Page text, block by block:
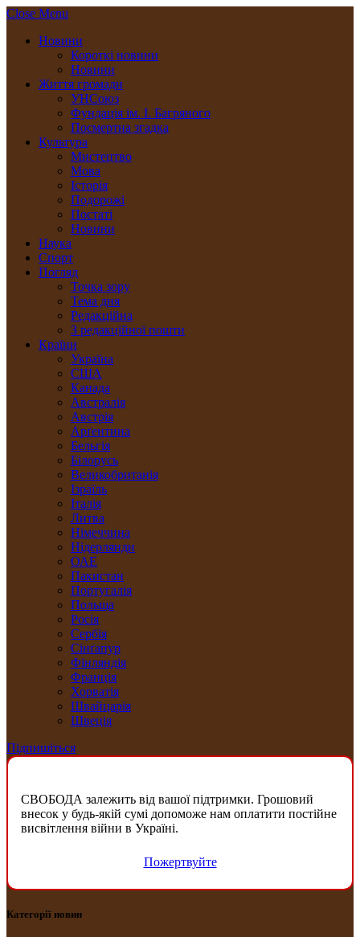
Close Menu
Новини
Короткі новини
Новини
Життя громади
УНСоюз
Фундація ім. І. Багряного
Посмертна згадка
Культура
Мистецтво
Мова
Історія
Подорожі
Постаті
Новини
Наука
Спорт
Погляд
Точка зору
Тема дня
Редакційна
З редакційної пошти
Країни
Україна
США
Канада
Австралія
Австрія
Арґентина
Бельгія
Білорусь
Великобританія
Ізраїль
Італія
Литва
Німеччина
Нідерлянди
ОАЕ
Пакистан
Португалія
Польща
Росія
Сербія
Сінґапур
Фінляндія
Франція
Хорватія
Швайцарія
Швеція
Підпишіться
СВОБОДА залежить від вашої підтримки. Грошовий
внесок у будь-якій сумі допоможе нам оплатити постійне
висвітлення війни в Україні.
Пожертвуйте
Категорії новин